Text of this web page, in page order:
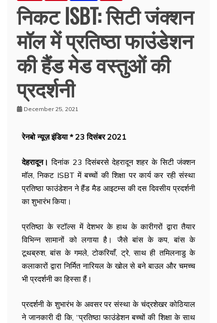
निकट ISBT: सिटी जंक्शन
मॉल में प्रतिष्ठा फाउंडेशन
की हैंड मेड वस्तुओं की
प्रदर्शनी
December 25, 2021
रेनबो न्यूज़ इंडिया * 23 दिसंबर 2021 ​
देहरादून। दिनांक 23 दिसंबरसे देहरादून शहर के सिटी जंक्शन
मॉल, निकट ISBT में बच्चों की शिक्षा पर कार्य कर रही संस्था
प्रतिष्ठा फाउंडेशन ने हैंड मैड आइटम्स की दस दिवसीय प्रदर्शनी
का शुभारंभ किया।
प्रतिष्ठा के स्टॉल्स में देशभर के हाथ के कारीगरों द्वारा तैयार
विभिन्न सामानों को लगाया है। जैसे बांस के कप, बांस के
टूथब्रुश, बांस के गमले, टोकरियाँ, ट्रे, साथ ही तमिलनाडु के
कलाकारों द्वारा निर्मित नारियल के खोल से बने बाउल और चमच्च
भी प्रदर्शनी का हिस्सा हैं।
प्रदर्शनी के शुभारंभ के अवसर पर संस्था के चंद्रशेखर कोठियाल
ने जानकारी दी कि, “प्रतिष्ठा फाउंडेशन बच्चों की शिक्षा के साथ